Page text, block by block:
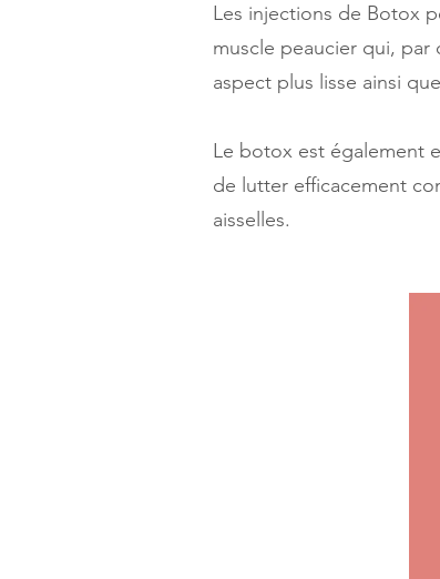
Les injections de Botox
muscle peaucier qui,
aspect plus lisse ainsi
Le botox est également
de lutter efficacement
aisselles.